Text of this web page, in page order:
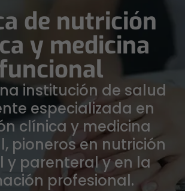
de nutrición
y medicina
institución de salud
especializada en
clínica y medicina
pioneros en nutrición
y parenteral y en la
profesional.